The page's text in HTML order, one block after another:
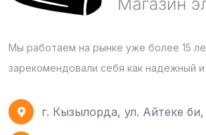
Мы работаем на рынке уже более 15
зарекомендовали себя как надежный
г. Кызылорда, ул. Айтеке би,